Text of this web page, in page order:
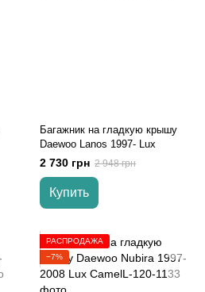
Багажник на гладкую крышу
Daewoo Lanos 1997- Lux
2 730 грн 2 948 грн
Купить
РАСПРОДАЖА
−7%